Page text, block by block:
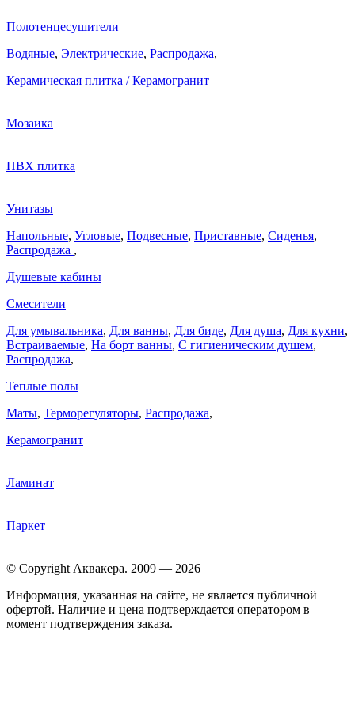
Полотенцесушители
Водяные, Электрические, Распродажа,
Керамическая плитка / Керамогранит
Мозаика
ПВХ плитка
Унитазы
Напольные, Угловые, Подвесные, Приставные, Сиденья,
Распродажа ,
Душевые кабины
Смесители
Для умывальника, Для ванны, Для биде, Для душа, Для кухни,
Встраиваемые, На борт ванны, C гигиеническим душем,
Распродажа,
Теплые полы
Маты, Терморегуляторы, Распродажа,
Керамогранит
Ламинат
Паркет
© Copyright Аквакера. 2009 — 2026
Информация, указанная на сайте, не является публичной
офертой. Наличие и цена подтверждается оператором в
момент подтверждения заказа.